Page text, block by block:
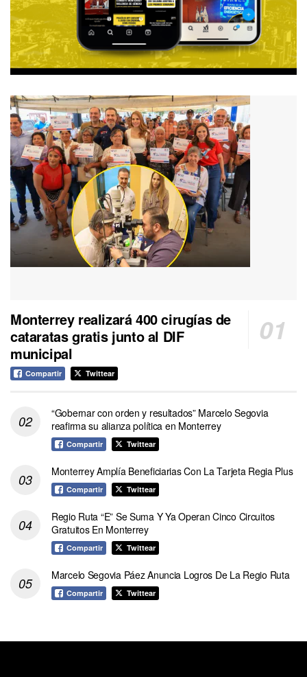
Monterrey realizará 400 cirugías de
cataratas gratis junto al DIF
municipal
Compartir Twittear
“Gobernar con orden y resultados” Marcelo Segovia
reafirma su alianza política en Monterrey
Compartir Twittear
Monterrey Amplía Beneficiarias Con La Tarjeta Regia Plus
Compartir Twittear
Regio Ruta “E” Se Suma Y Ya Operan Cinco Circuitos
Gratuitos En Monterrey
Compartir Twittear
Marcelo Segovia Páez Anuncia Logros De La Regio Ruta
Compartir Twittear